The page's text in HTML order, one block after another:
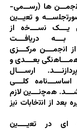
ھﺎ (رﺳـــﻣﯽ-
و ﺗﻌﯾـــﯾن
ﯾــــﮏ ﻧﺳــــﺧه از
ﺑــــه درﯾﺎﻓــــت
اﻧﺟﻣــــن ﻣرﮐــــزی
ﺑﻌــــدی و
ارﺳــــﺎل
ﮐﻠــــﯽ
ھﻣﭼﻧــــﯾن ﻻزم
ﺑﻌد از اﻧﺗﺧﺎﺑﺎت ﻧﯾز
ای در ﺗﻌﯾـــــﯾن